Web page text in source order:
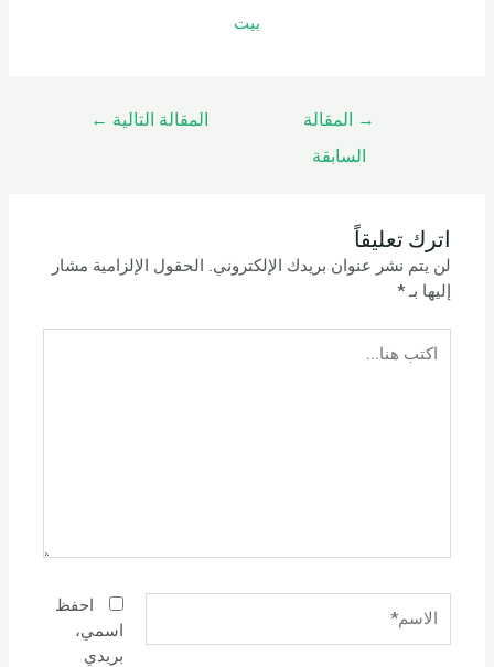
بيت
→
المقالة
السابقة
المقالة التالية ←
اترك تعليقاً
لن يتم نشر عنوان بريدك الإلكتروني. الحقول الإلزامية مشار
إليها بـ*
هنا...
احفظ
اسمي،
بريدي